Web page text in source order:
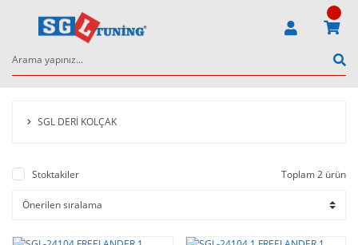
SGL DERİ KOLÇAK
Stoktakiler Toplam 2 ürün